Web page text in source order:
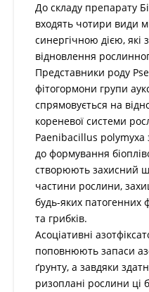
До складу препарату
входять чотири види
синергічною дією, які
відновлення
Представники роду
фітогормони групи
спрямовується на
кореневої системи
Paenibacillus polymyxa
до формування
створюють захисний
частини рослини,
будь-яких патогенних
та грибків.
Асоціативні
поповнюють запаси
ґрунту, а завдяки
ризоплані рослини ці